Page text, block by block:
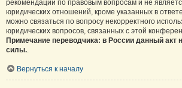
рекомендаций по правовым вопросам и не
юридических отношений, кроме указанных в
можно связаться по вопросу некорректного
юридических вопросов, связанных с этой
Примечание переводчика: в России данный акт
силы..
Вернуться к началу